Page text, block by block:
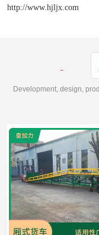
http://www.hjljx.com